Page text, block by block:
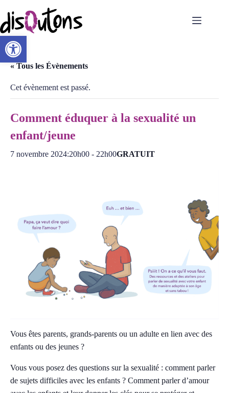
Ouvrir la barre d’outils
contenu
« Tous les Évènements
Cet évènement est passé.
Comment éduquer à la sexualité un
enfant/jeune
7 novembre 2024:20h00 - 22h00GRATUIT
Vous êtes parents, grands-parents ou un adulte en lien avec des
enfants ou des jeunes ?
Vous vous posez des questions sur la sexualité : comment parler
de sujets difficiles avec les enfants ? Comment parler d’amour